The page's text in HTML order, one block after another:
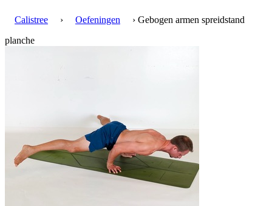
Calistree › Oefeningen
› Gebogen armen spreidstand
planche